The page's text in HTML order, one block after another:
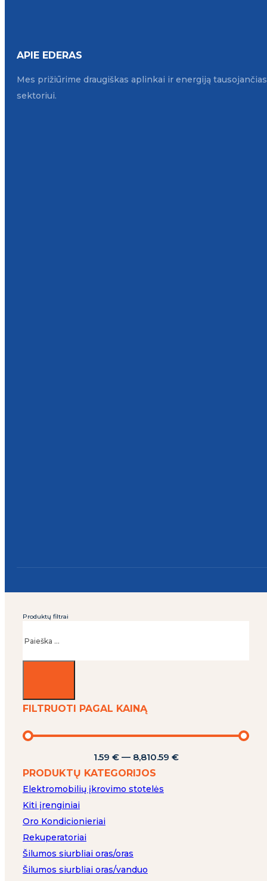
APIE EDERAS
Mes prižiūrime draugiškas aplinkai ir energiją
sektoriui.
Produktų filtrai
FILTRUOTI PAGAL KAINĄ
1.59 €— 8,810.59 €
PRODUKTŲ KATEGORIJOS
Elektromobilių įkrovimo stotelės
Kiti įrenginiai
Oro Kondicionieriai
Rekuperatoriai
Šilumos siurbliai oras/oras
Šilumos siurbliai oras/vanduo